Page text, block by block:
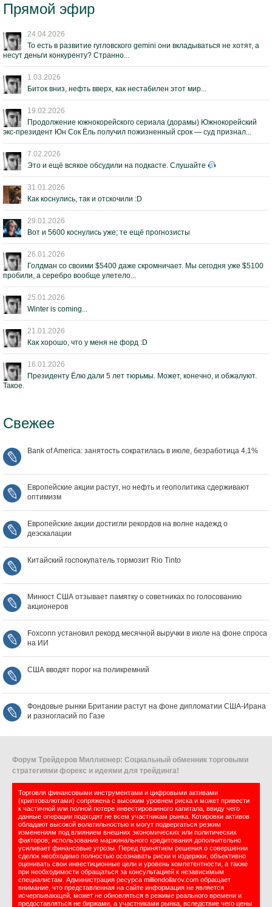
Прямой эфир
24.04.2026
То есть в развитие гугловского gemini они вкладываться не хотят, а
несут деньги конкуренту? Странно...
1.03.2026
Биток вниз, нефть вверх, как нестабилен этот мир...
19.02.2026
Продолжение южнокорейского сериала (дорамы) Южнокорейский
экс-президент Юн Сок Ёль получил пожизненный срок — суд признал...
7.02.2026
Это и ещё всякое обсудили на подкасте. Слушайте
31.01.2026
Как коснулись, так и отскочили :D
29.01.2026
Вот и 5600 коснулись уже; те ещё прогнозисты
26.01.2026
Голдман со своими $5400 даже скромничает. Мы сегодня уже $5100
пробили, а серебро вообще улетело...
25.01.2026
Winter is coming...
21.01.2026
Как хорошо, что у меня не форд :D
16.01.2026
Президенту Ёлю дали 5 лет тюрьмы. Может, конечно, и обжалуют.
Такое.
Свежее
Bank of America: занятость сократилась в июле, безработица 4,1%
Европейские акции растут, но нефть и геополитика сдерживают
оптимизм
Европейские акции достигли рекордов на волне надежд о
деэскалации
Китайский госпокупатель тормозит Rio Tinto
Минюст США отзывает памятку о советниках по голосованию
акционеров
Foxconn установил рекорд месячной выручки в июле на фоне спроса
на ИИ
США вводят порог на поликремний
Фондовые рынки Британии растут на фоне дипломатии США‑Ирана
и разногласий по Газе
Форум Трейдеров Миллионер: Социальный обменник торговыми
стратегиями форекс и идеями для трейдинга!
Торговля финансовыми инструментами и цифровыми активами
(криптовалютами) сопряжена с высоким уровнем риска и может привести
к частичной или полной потере инвестированного капитала, ввиду чего
данные операции подходят не всем участникам рынка. Котировки активов
обладают высокой волатильностью и могут подвергаться резким
изменениям под влиянием внешних экономических или политических
факторов; использование маржинального кредитования дополнительно
усиливает финансовые угрозы. Перед принятием решения о совершении
сделок необходимо полностью осознавать риски и издержки, объективно
оценивать свои инвестиционные цели и уровень компетентности, а также
при необходимости обращаться за консультацией к независимым
специалистам. Администрация ресурса milliondollarov.com обращает
внимание, что представленная на сайте информация не является
исчерпывающей, может не обновляться в режиме реального времени и
предоставляться не биржами, а участниками рынка, вследствие чего цены